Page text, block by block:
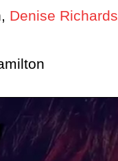
Denise Richards